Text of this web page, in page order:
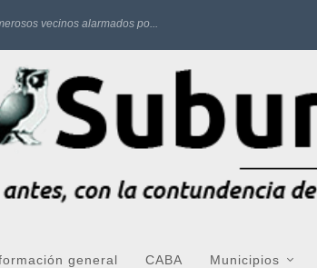
vecinos alarmados po...
general CABA Municipios